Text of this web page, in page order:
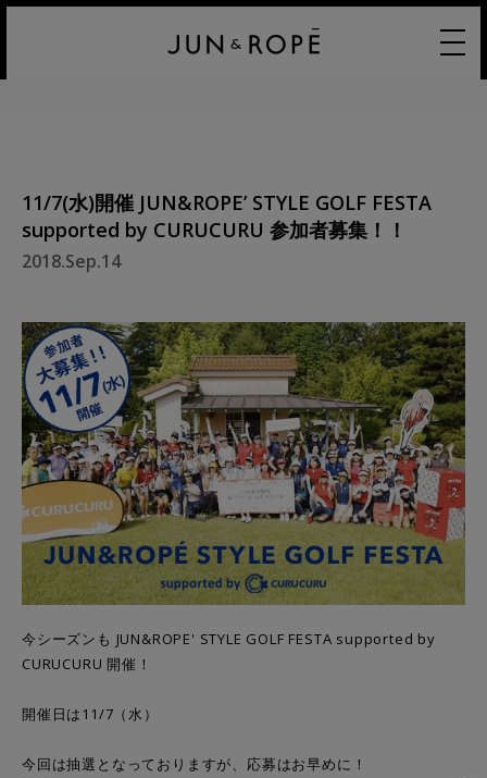
11/7(水)開催 JUN&ROPE’ STYLE GOLF FESTA
supported by CURUCURU 参加者募集！！
2018.Sep.14
今シーズンも JUN&ROPE' STYLE GOLF FESTA supported by
CURUCURU 開催！
開催日は11/7（水）
今回は抽選となっておりますが、応募はお早めに！